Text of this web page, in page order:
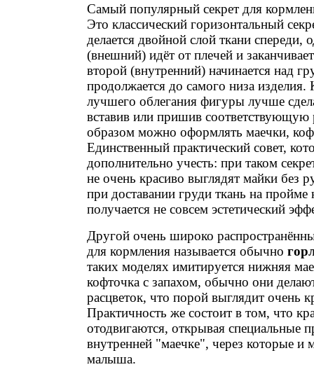
Самый популярный секрет для
Это классический горизонтальный
делается двойной слой ткани спереди,
(внешний) идёт от плечей и
второй (внутренний) начинается над
продолжается до самого низа изделия.
лучшего облегания фигуры лучше
вставив или пришив соответствующую
образом можно оформлять маечки,
Единственный практический совет,
дополнительно учесть: при таком
не очень красиво выглядят майки без
при доставании груди ткань на пройме
получается не совсем эстетический
Другой очень широко
для кормления называется обычно
таких моделях имитируется нижняя
кофточка с запахом, обычно они
расцветок, что порой выглядит очень
Практичность же состоит в том, что
отодвигаются, открывая специальные
внутренней "маечке", через которые и
малыша.